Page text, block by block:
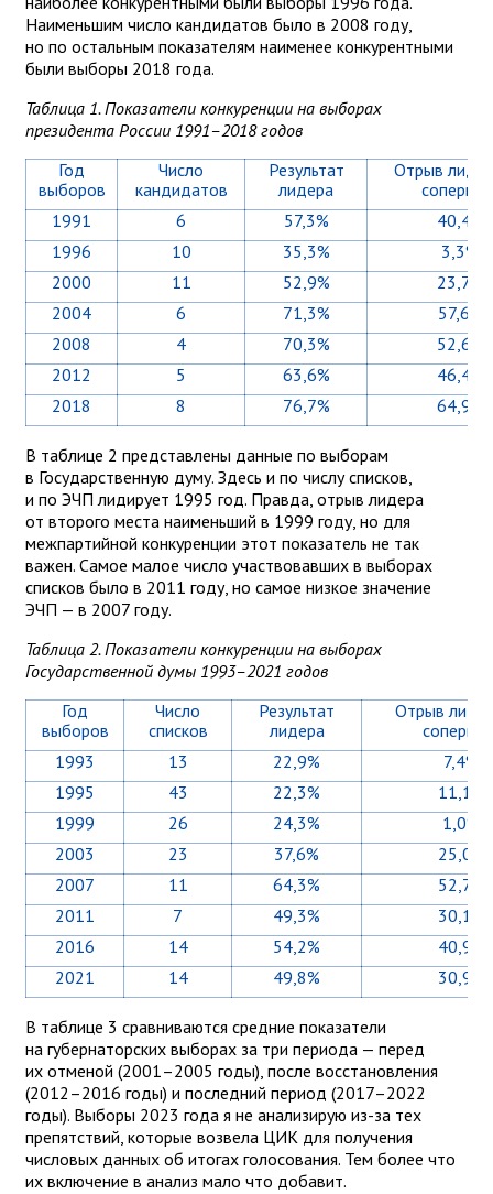
Наименьшим число кандидатов было в 2008 году,
но по остальным показателям наименее конкурентными
были выборы 2018 года.
Таблица 1. Показатели конкуренции на выборах
президента России 1991–2018 годов
Год
выборов
Число
кандидатов
Результат
лидера
Отрыв
1991
6 57,3%
40,4%
1996
10 35,3%
3,3%
2000
11 52,9%
23,7%
2004
6 71,3%
57,6%
2008
4 70,3%
52,6%
2012
5 63,6%
46,4%
2018
8 76,7% 64,9%
В таблице 2 представлены данные по выборам
в Государственную думу. Здесь и по числу списков,
и по ЭЧП лидирует 1995 год. Правда, отрыв лидера
от второго места наименьший в 1999 году, но для
межпартийной конкуренции этот показатель не так
важен. Самое малое число участвовавших в выборах
списков было в 2011 году, но самое низкое значение
ЭЧП — в 2007 году.
Таблица 2. Показатели конкуренции на выборах
Государственной думы 1993–2021 годов
Год
выборов
Число
списков
Результат
лидера
Отрыв
1993
13 22,9%
7,4%
1995
43 22,3%
11,1%
1999
26 24,3%
1,0%
2003
23 37,6%
25,0%
2007
11 64,3%
52,7%
2011
7 49,3%
30,1%
2016
14 54,2%
40,9%
2021
14 49,8% 30,9%
В таблице 3 сравниваются средние показатели
на губернаторских выборах за три периода — перед
их отменой (2001–2005 годы), после восстановления
(2012–2016 годы) и последний период (2017–2022
годы). Выборы 2023 года я не анализирую из-за тех
препятствий, которые возвела ЦИК для получения
числовых данных об итогах голосования. Тем более что
их включение в анализ мало что добавит.